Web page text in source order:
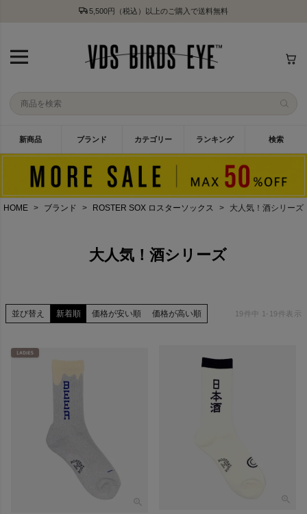
5,500円（税込）以上のご購入で送料無料
新商品 ブランド カテゴリー ランキング 検索
HOME ブランド ROSTER SOX ロスターソックス 大人気！酒シリーズ
大人気！酒シリーズ
並び替え 新着順 価格が安い順 価格が高い順 19 件中 1 - 19 件表示